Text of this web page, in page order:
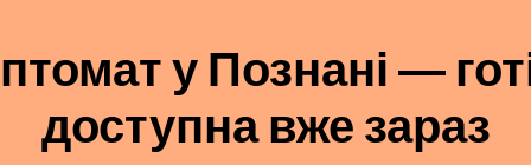
у Познані —
доступна вже зараз